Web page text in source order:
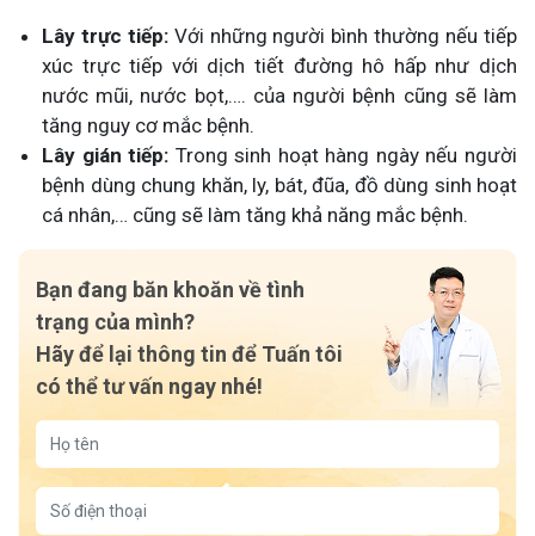
Lây trực tiếp:Với những người bình thường nếu tiếp
xúc trực tiếp với dịch tiết đường hô hấp như dịch
nước mũi, nước bọt,…. của người bệnh cũng sẽ làm
tăng nguy cơ mắc bệnh.
Lây gián tiếp: Trong sinh hoạt hàng ngày nếu người
bệnh dùng chung khăn, ly, bát, đũa, đồ dùng sinh hoạt
cá nhân,… cũng sẽ làm tăng khả năng mắc bệnh.
Bạn đang băn khoăn về tình
trạng của mình?
Hãy để lại thông tin để Tuấn tôi
có thể tư vấn ngay nhé!